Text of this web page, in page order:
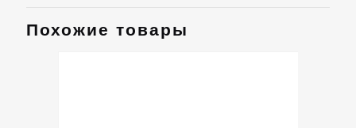
Похожие товары